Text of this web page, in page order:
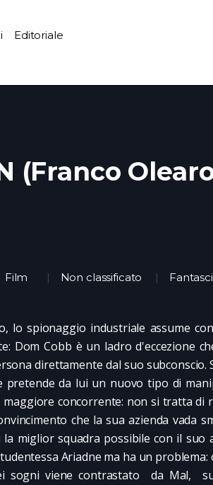
Editoriale
(Franco
Film Non classificato
lo spionaggio industriale assume
Dom Cobb è un ladro d'eccezione
direttamente dal suo subconscio.
pretende da lui un nuovo tipo di
maggiore concorrente: non si tratta di
che la sua azienda vada
miglior squadra possibile con il suo
Ariadne ma ha un problema:
sogni viene contrastato da Mal,